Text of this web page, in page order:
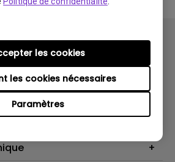
Paramètres
les cookies nécessaires
les cookies